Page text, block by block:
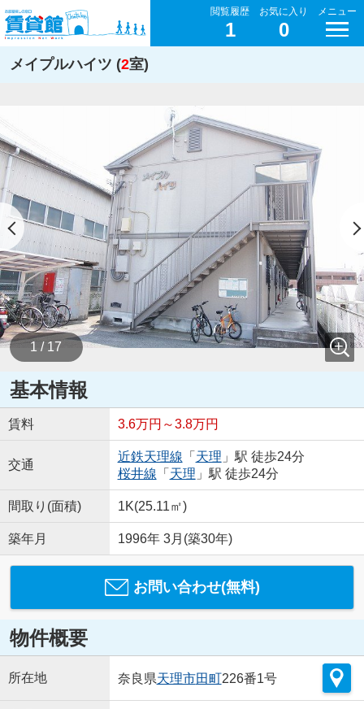
閲覧履歴
1
お気に入り
0
メニュー
メイプルハイツ (2室)
1 / 17
基本情報
賃料 3.6万円～3.8万円
交通
近鉄天理線 「 天理 」駅 徒歩24分
桜井線 「 天理 」駅 徒歩24分
間取り(面積) 1K(25.11㎡)
築年月 1996年 3月(築30年)
お問い合わせ(無料)
物件概要
所在地 奈良県天理市田町226番1号